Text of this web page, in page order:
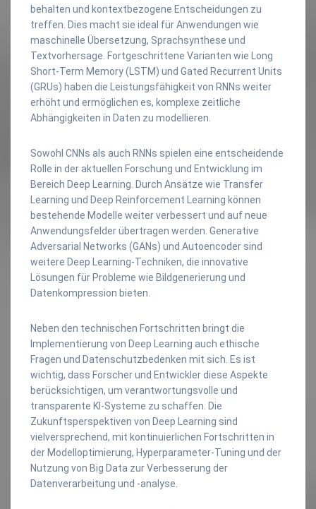
behalten und kontextbezogene Entscheidungen zu
treffen. Dies macht sie ideal für Anwendungen wie
maschinelle Übersetzung, Sprachsynthese und
Textvorhersage. Fortgeschrittene Varianten wie Long
Short-Term Memory (LSTM) und Gated Recurrent Units
(GRUs) haben die Leistungsfähigkeit von RNNs weiter
erhöht und ermöglichen es, komplexe zeitliche
Abhängigkeiten in Daten zu modellieren.
Sowohl CNNs als auch RNNs spielen eine entscheidende
Rolle in der aktuellen Forschung und Entwicklung im
Bereich Deep Learning. Durch Ansätze wie Transfer
Learning und Deep Reinforcement Learning können
bestehende Modelle weiter verbessert und auf neue
Anwendungsfelder übertragen werden. Generative
Adversarial Networks (GANs) und Autoencoder sind
weitere Deep Learning-Techniken, die innovative
Lösungen für Probleme wie Bildgenerierung und
Datenkompression bieten.
Neben den technischen Fortschritten bringt die
Implementierung von Deep Learning auch ethische
Fragen und Datenschutzbedenken mit sich. Es ist
wichtig, dass Forscher und Entwickler diese Aspekte
berücksichtigen, um verantwortungsvolle und
transparente KI-Systeme zu schaffen. Die
Zukunftsperspektiven von Deep Learning sind
vielversprechend, mit kontinuierlichen Fortschritten in
der Modelloptimierung, Hyperparameter-Tuning und der
Nutzung von Big Data zur Verbesserung der
Datenverarbeitung und -analyse.